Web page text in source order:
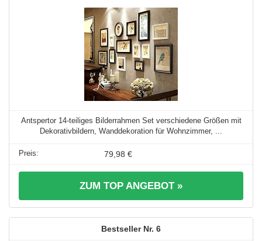
Antspertor 14-teiliges Bilderrahmen Set verschiedene Größen mit
Dekorativbildern, Wanddekoration für Wohnzimmer, ...
79,98 €
ZUM TOP ANGEBOT »
6